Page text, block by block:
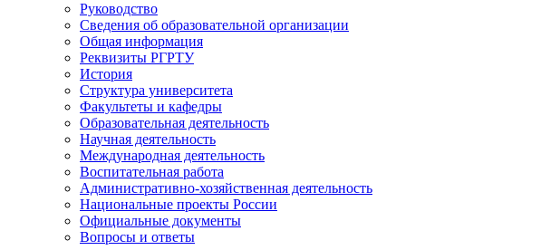
Руководство
Сведения об образовательной организации
Общая информация
Реквизиты РГРТУ
История
Структура университета
Факультеты и кафедры
Образовательная деятельность
Научная деятельность
Международная деятельность
Воспитательная работа
Административно-хозяйственная деятельность
Национальные проекты России
Официальные документы
Вопросы и ответы